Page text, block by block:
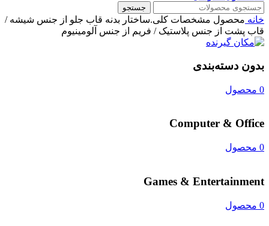
جستجو
خانه محصول مشخصات کلی.ساختار بدنه قاب جلو از جنس شیشه /
قاب پشت از جنس پلاستیک / فریم از جنس آلومینیوم
بدون دسته‌بندی
0 محصول
Computer & Office
0 محصول
Games & Entertainment
0 محصول